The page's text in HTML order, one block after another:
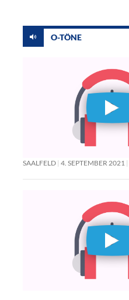
O-TÖNE
SAALFELD 4. SEPTEMBER 2021